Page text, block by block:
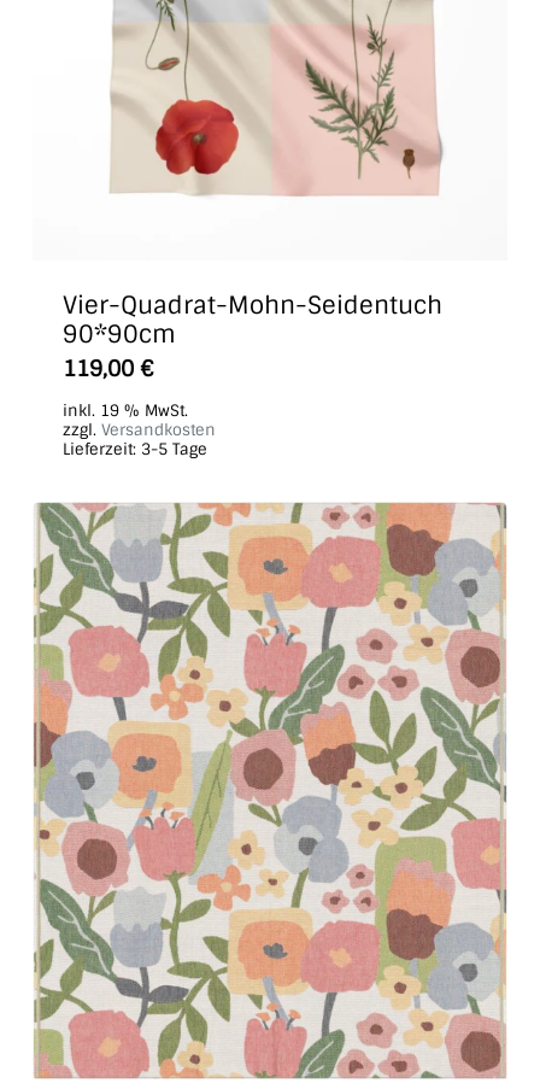
Vier-Quadrat-Mohn-Seidentuch
90*90cm
119,00 €
inkl. 19 % MwSt.
zzgl. Versandkosten
Lieferzeit: 3-5 Tage